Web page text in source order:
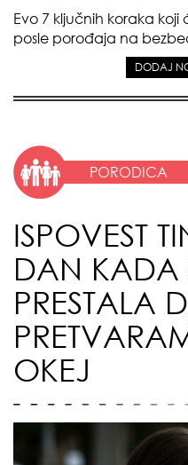
Evo 7 ključnih koraka
posle porođaja na
DODAJ
PORODICA
ISPOVEST
DAN KADA
PRESTALA
OKEJ